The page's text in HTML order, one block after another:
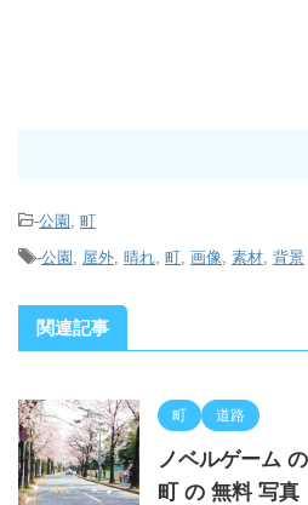
-公園 町
-公園 屋外 晴れ 町 画像 素材 背景
関連記事
町 道路
ノベルゲーム
町 の 無料 写真